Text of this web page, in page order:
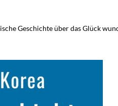
Geschichte über das Glück